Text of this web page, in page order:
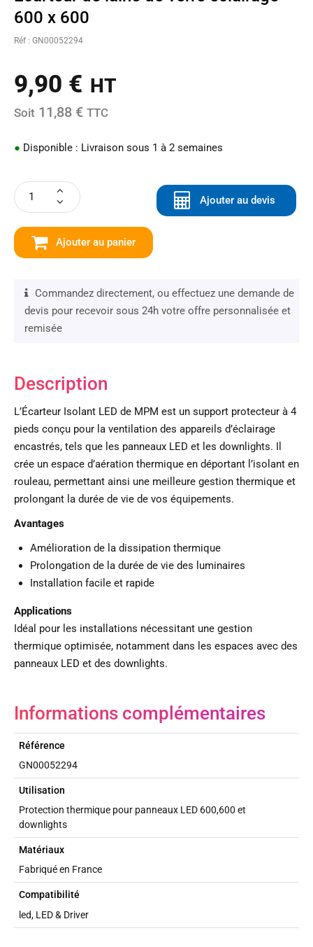
600 x 600
Réf : GN00052294
9,90 € HT
Soit 11,88 € TTC
● Disponible : Livraison sous 1 à 2 semaines
Ajouter au panier
Ajouter au devis
Commandez directement, ou effectuez une demande de
devis pour recevoir sous 24h votre offre personnalisée et
remisée
Description
L’Écarteur Isolant LED de MPM est un support protecteur à 4
pieds conçu pour la ventilation des appareils d’éclairage
encastrés, tels que les panneaux LED et les downlights. Il
crée un espace d’aération thermique en déportant l’isolant en
rouleau, permettant ainsi une meilleure gestion thermique et
prolongant la durée de vie de vos équipements.
Avantages
Amélioration de la dissipation thermique
Prolongation de la durée de vie des luminaires
Installation facile et rapide
Applications
Idéal pour les installations nécessitant une gestion
thermique optimisée, notamment dans les espaces avec des
panneaux LED et des downlights.
Informations complémentaires
Référence
GN00052294
Utilisation
Protection thermique pour panneaux LED 600,600 et
downlights
Matériaux
Fabriqué en France
Compatibilité
led, LED & Driver